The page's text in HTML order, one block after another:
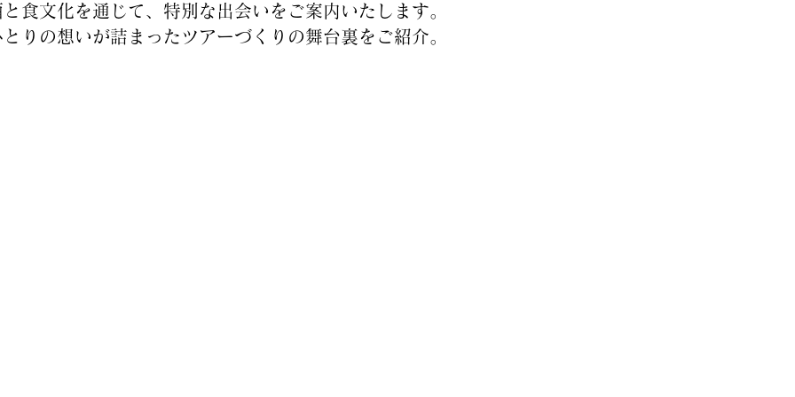
と食文化を通じて、特別な出会いをご案内いたします。
りの想いが詰まったツアーづくりの舞台裏をご紹介。